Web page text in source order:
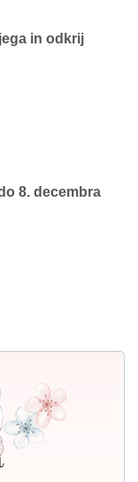
in odkrij
8. decembra